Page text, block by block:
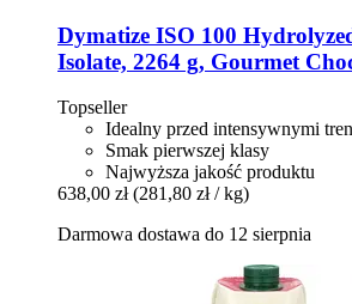
Dymatize ISO 100
Isolate, 2264 g, Gourmet
Topseller
Idealny przed intensywnymi
Smak pierwszej klasy
Najwyższa jakość produktu
638,00 zł (281,80 zł / kg)
Darmowa dostawa do 12 sierpnia